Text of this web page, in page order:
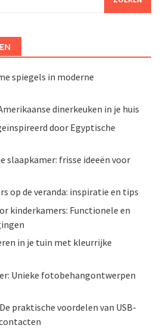
spiegels in moderne
dinerkeuken in je huis
door Egyptische
slaapkamer: frisse ideeën voor
op de veranda: inspiratie en tips
kinderkamers: Functionele en
in je tuin met kleurrijke
Unieke fotobehangontwerpen
praktische voordelen van USB-